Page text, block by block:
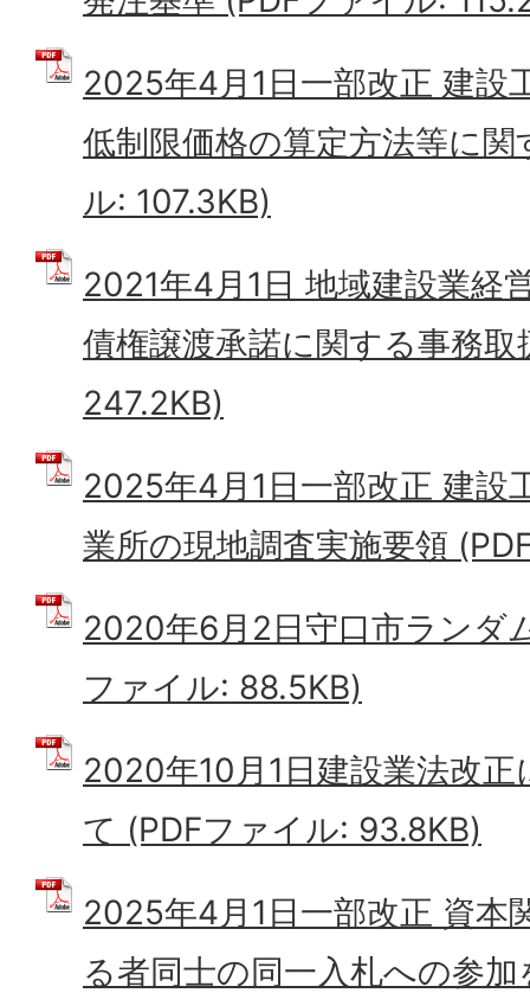
2025年4月1日一部改正 建設
低制限価格の算定方法等に
ル: 107.3KB)
2021年4月1日 地域建設業経
債権譲渡承諾に関する事務
247.2KB)
2025年4月1日一部改正 建設
業所の現地調査実施要領
2020年6月2日守口市ランダ
ファイル: 88.5KB)
2020年10月1日建設業法改
て (PDFファイル: 93.8KB)
2025年4月1日一部改正 資本
る者同士の同一入札への参